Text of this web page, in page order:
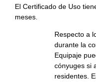
El Certificado de Uso
meses.
Respecto a
durante la
Equipaje
cónyuges si
residentes.